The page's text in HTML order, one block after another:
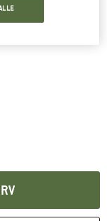
og indeholder